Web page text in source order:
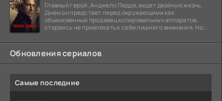
Главный герой, Анджело Ледде, ведет двойную жизнь.
Днем он предстает перед окружающими как
обыкновенный продавец копировальных аппаратов,
стараясь не привлекать к себе лишнего внимания. Но
Обновления сериалов
Самые последние